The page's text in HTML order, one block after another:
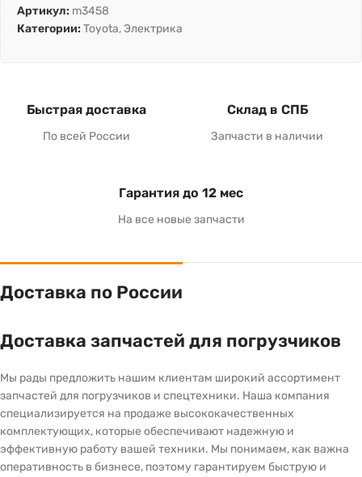
Артикул: m3458
Категории: Toyota,Электрика
Быстрая доставка
По всей России
Склад в СПБ
Запчасти в наличии
Гарантия до 12 мес
На все новые запчасти
Доставка по России
Доставка запчастей для погрузчиков
Мы рады предложить нашим клиентам широкий ассортимент
запчастей для погрузчиков и спецтехники. Наша компания
специализируется на продаже высококачественных
комплектующих, которые обеспечивают надежную и
эффективную работу вашей техники. Мы понимаем, как важна
оперативность в бизнесе, поэтому гарантируем быструю и